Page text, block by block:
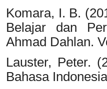
Komara, I. B.
Belajar dan
Ahmad Dahlan.
Lauster, Peter.
Bahasa